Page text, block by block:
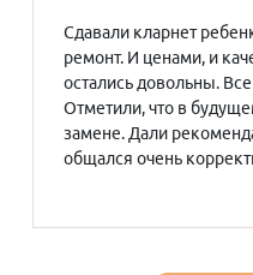
Сдавали кларнет
ремонт. И ценами, и
остались довольны.
Отметили, что в
замене. Дали
общался очень